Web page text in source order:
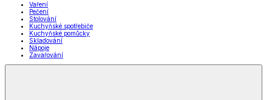
Vaření
Pečení
Stolování
Kuchyňské spotřebiče
Kuchyňské pomůcky
Skladování
Nápoje
Zavařování